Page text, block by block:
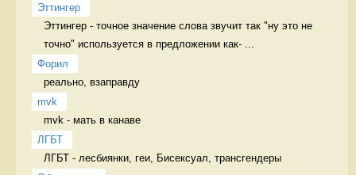
Эттингер
Эттингер - точное значение слова звучит так "ну это не
точно" используется в предложении как- ...
Форил
реально, взаправду
mvk
mvk - мать в канаве
ЛГБТ
ЛГБТ - лесбиянки, геи, Бисексуал, трансгендеры